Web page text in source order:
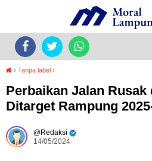
› Tanpa label ›
Perbaikan Jalan Rusak
Ditarget Rampung
Redaksi
14/05/2024